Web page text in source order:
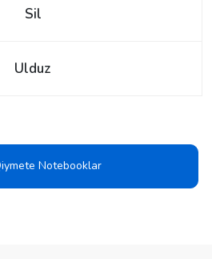
Sil
Ulduz
Notebooklar